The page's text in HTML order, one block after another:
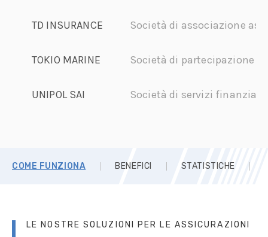
TD INSURANCE Società di associazione
TOKIO MARINE Società di partecipazione
UNIPOL SAI Società di servizi finanziari
COME FUNZIONA BENEFICI STATISTICHE
LE NOSTRE SOLUZIONI PER LE ASSICURAZIONI